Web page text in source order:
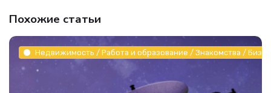
Похожие статьи
Недвижимость / Работа и образование / Знакомства /